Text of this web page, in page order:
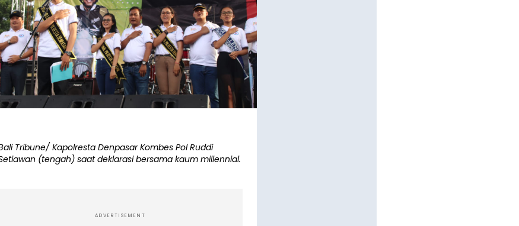
Tribune/ Kapolresta Denpasar Kombes Pol Ruddi
(tengah) saat deklarasi bersama kaum millennial.
ADVERTISEMENT